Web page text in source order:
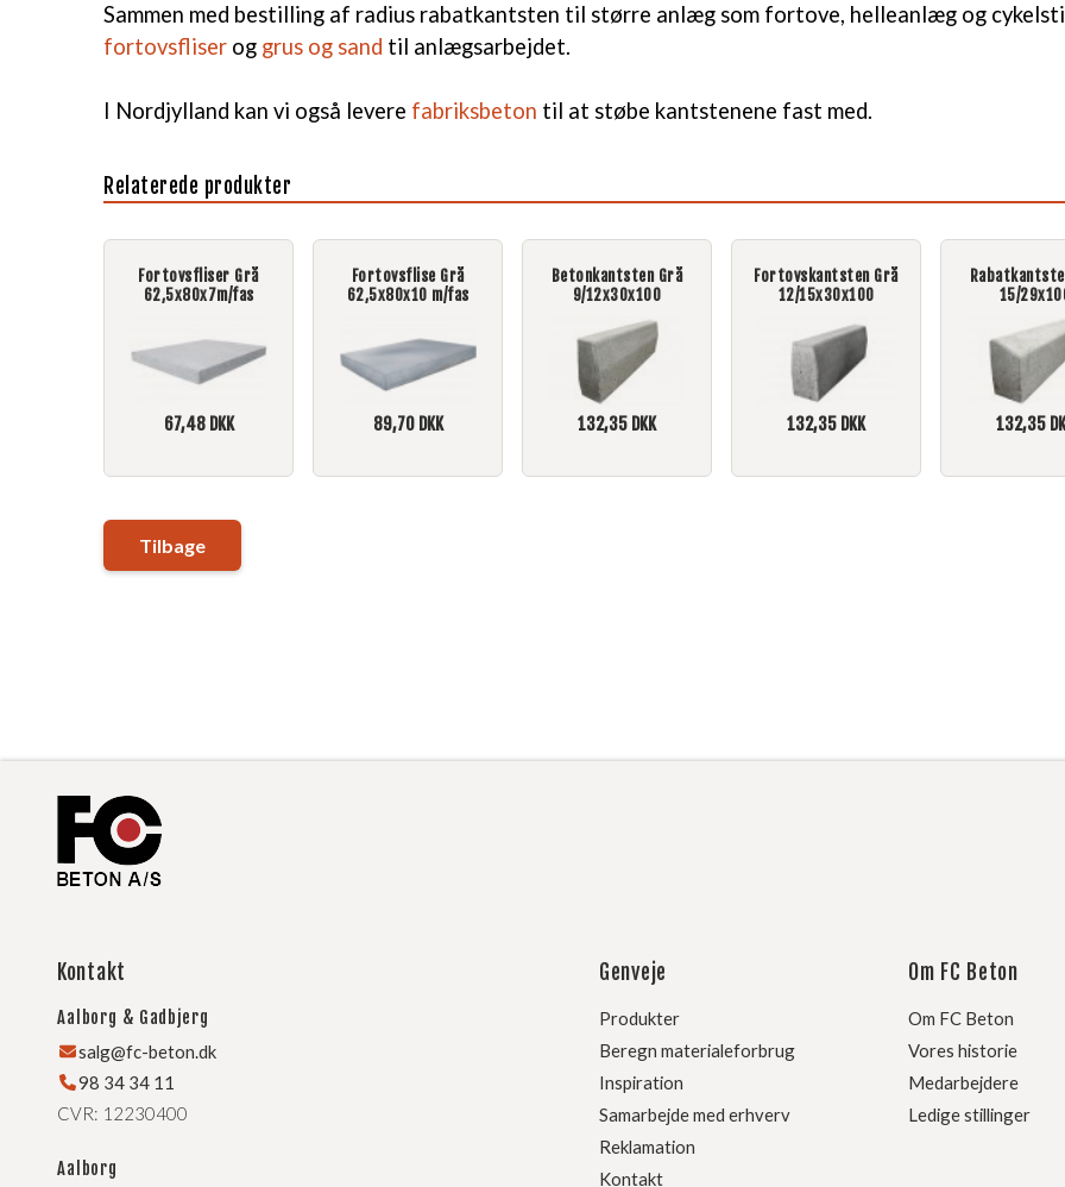
Sammen med bestilling af radius rabatkantsten til større anlæg som fortove, helleanlæg og
fortovsfliser og grus og sand til anlægsarbejdet.
I Nordjylland kan vi også levere fabriksbeton til at støbe kantstenene fast med.
Relaterede produkter
Fortovsfliser Grå
62,5x80x7m/fas
67,48DKK
Fortovsflise Grå
62,5x80x10 m/fas
89,70DKK
Betonkantsten Grå
9/12x30x100
132,35 DKK
Fortovskantsten Grå
12/15x30x100
132,35 DKK
15/
132,35
Tilbage
Kontakt
Aalborg & Gadbjerg
salg@fc-beton.dk
98 34 34 11
CVR: 12230400
Aalborg
Genveje
Produkter
Beregn materialeforbrug
Inspiration
Samarbejde med erhverv
Reklamation
Kontakt
Om FC Beton
Om FC Beton
Vores historie
Medarbejdere
Ledige stillinger